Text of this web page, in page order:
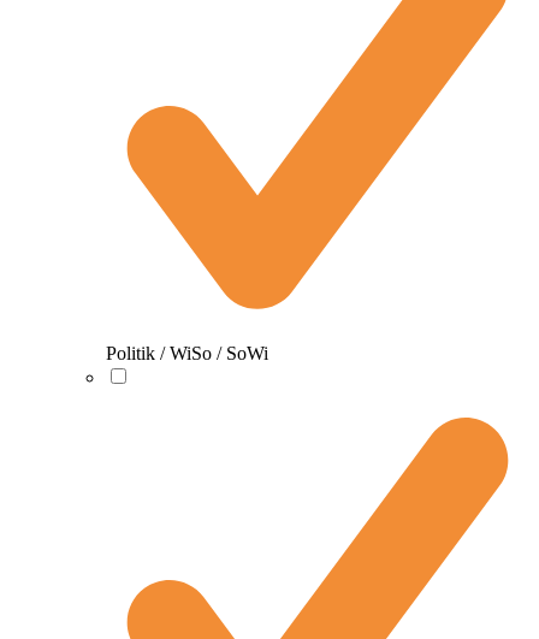
Politik / WiSo / SoWi